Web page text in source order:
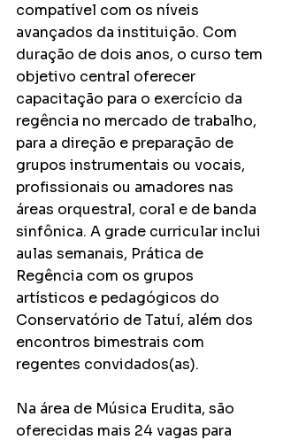
compatível com os níveis
avançados da instituição. Com
duração de dois anos, o curso tem
objetivo central oferecer
capacitação para o exercício da
regência no mercado de trabalho,
para a direção e preparação de
grupos instrumentais ou vocais,
profissionais ou amadores nas
áreas orquestral, coral e de banda
sinfônica. A grade curricular inclui
aulas semanais, Prática de
Regência com os grupos
artísticos e pedagógicos do
Conservatório de Tatuí, além dos
encontros bimestrais com
regentes convidados(as).
Na área de Música Erudita, são
oferecidas mais 24 vagas para